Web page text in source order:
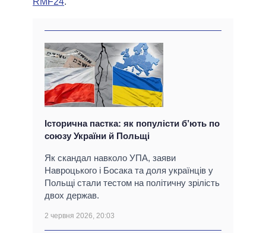
Історична пастка: як популісти б’ють по
союзу України й Польщі
Як скандал навколо УПА, заяви
Навроцького і Босака та доля українців у
Польщі стали тестом на політичну зрілість
двох держав.
2 червня 2026, 20:03